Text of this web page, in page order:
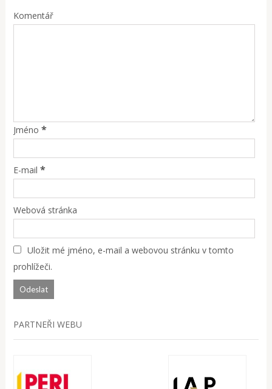
Komentář
Jméno *
E-mail *
Webová stránka
Uložit mé jméno, e-mail a webovou stránku v tomto
prohlížeči.
PARTNEŘI WEBU